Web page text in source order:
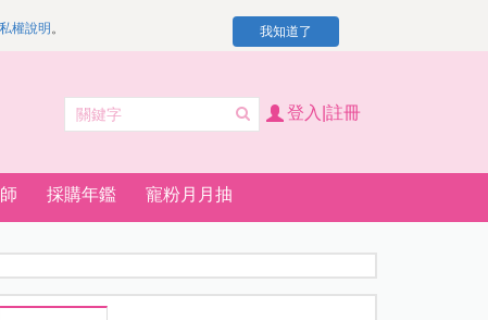
權說明 。 我知道了
登入|註冊
採購年鑑 寵粉月月抽